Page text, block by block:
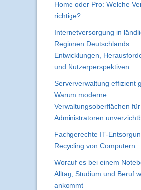
Home oder Pro: Welche
richtige?
Internetversorgung in
Regionen Deutschlands:
Entwicklungen,
und Nutzerperspektiven
Serververwaltung effizient
Warum moderne
Verwaltungsoberflächen für
Administratoren
Fachgerechte IT-
Recycling von Computern
Worauf es bei einem
Alltag, Studium und Beruf
ankommt